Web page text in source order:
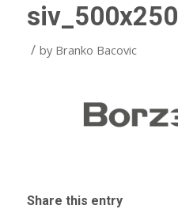
siv_500x250
/ by Branko Bacovic
Share this entry